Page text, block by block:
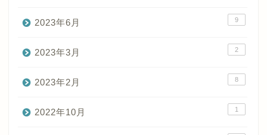
2023年6月 9
2023年3月 2
2023年2月 8
2022年10月 1